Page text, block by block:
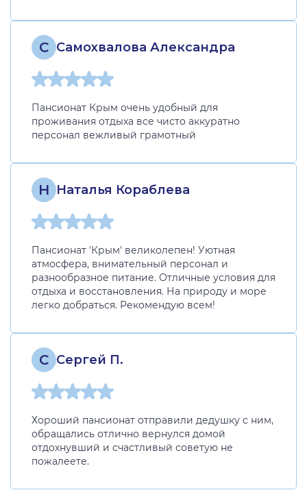
С Самохвалова Александра
Пансионат Крым очень удобный для
проживания отдыха все чисто аккуратно
персонал вежливый грамотный
Н Наталья Кораблева
Пансионат 'Крым' великолепен! Уютная
атмосфера, внимательный персонал и
разнообразное питание. Отличные условия для
отдыха и восстановления. На природу и море
легко добраться. Рекомендую всем!
С Сергей П.
Хороший пансионат отправили дедушку с ним,
обращались отлично вернулся домой
отдохнувший и счастливый советую не
пожалеете.